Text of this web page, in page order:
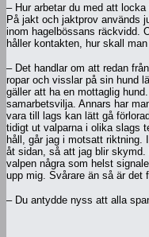
– Hur arbetar du med att
På jakt och jaktprov används
inom hagelbössans räckvidd.
håller kontakten, hur skall
– Det handlar om att redan
ropar och visslar på sin hund
gäller att ha en mottaglig
samarbetsvilja. Annars har
vara till lags kan lätt gå
tidigt ut valparna i olika slags
håll, går jag i motsatt riktning.
åt sidan, så att jag blir
valpen några som helst
upp mig. Svårare än så är det
– Du antydde nyss att alla